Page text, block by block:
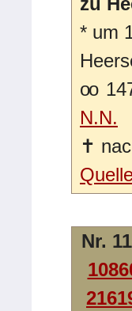
* um
oo
N.N.
✝
Nr.